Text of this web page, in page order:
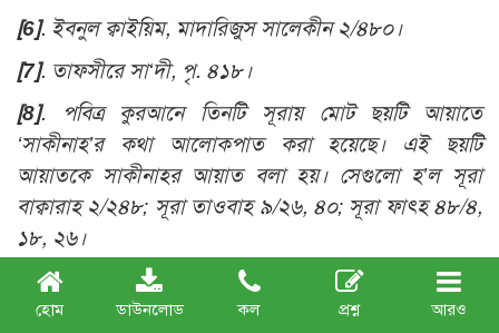
হোম ডাউনলোড কল প্রশ্ন আরও
[6]. ইবনুল ক্বাইয়িম, মাদারিজুস সালেকীন ২/৪৮০।
[7]. তাফসীরে সা‘দী, পৃ. ৪১৮।
[8]. পবিত্র কুরআনে তিনটি সূরায় মোট ছয়টি আয়াতে
‘সাকীনাহ’র কথা আলোকপাত করা হয়েছে। এই ছয়টি
আয়াতকে সাকীনাহর আয়াত বলা হয়। সেগুলো হ’ল সূরা
বাক্বারাহ ২/২৪৮; সূরা তাওবাহ ৯/২৬, ৪০; সূরা ফাৎহ ৪৮/৪,
১৮, ২৬।
[9]. ইবনুল ক্বাইয়িম, মাদারিজুস সালেকীন, ২/৪৭১।
[10]. দৈনিক ইনকিলাব, ১৬ জানুয়ারী ২০১৭।